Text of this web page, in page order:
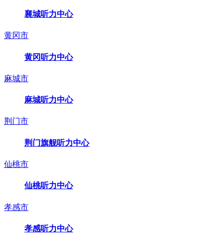
襄城听力中心
黄冈市
黄冈听力中心
麻城市
麻城听力中心
荆门市
荆门旗舰听力中心
仙桃市
仙桃听力中心
孝感市
孝感听力中心